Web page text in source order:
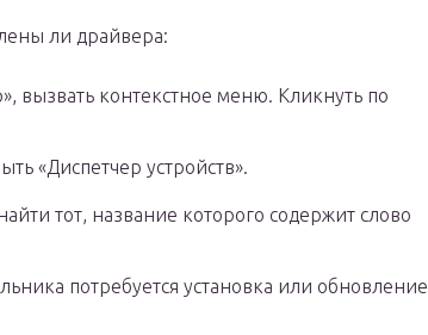
ли драйвера:
вызвать контекстное меню. Кликнуть по
«Диспетчер устройств».
тот, название которого содержит слово
потребуется установка или обновление